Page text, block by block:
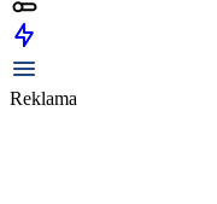
Reklama